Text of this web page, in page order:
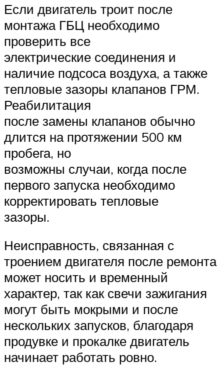
Если двигатель троит после
монтажа ГБЦ необходимо
проверить все
электрические соединения и
наличие подсоса воздуха, а также
тепловые зазоры клапанов ГРМ.
Реабилитация
после замены клапанов обычно
длится на протяжении 500 км
пробега, но
возможны случаи, когда после
первого запуска необходимо
корректировать тепловые
зазоры.
Неисправность, связанная с
троением двигателя после ремонта
может носить и временный
характер, так как свечи зажигания
могут быть мокрыми и после
нескольких запусков, благодаря
продувке и прокалке двигатель
начинает работать ровно.